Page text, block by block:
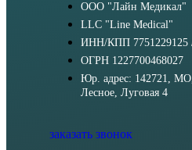
ООО "Лайн Медикал"
LLC "Line Medical"
ИНН/КПП 7751229125 /
ОГРН 1227700468027
Юр. адрес: 142721,
Лесное, Луговая 4
заказать звонок